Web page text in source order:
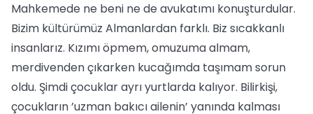
Mahkemede ne beni ne de avukatımı konuşturdular.
Bizim kültürümüz Almanlardan farklı. Biz sıcakkanlı
insanlarız. Kızımı öpmem, omuzuma almam,
merdivenden çıkarken kucağımda taşımam sorun
oldu. Şimdi çocuklar ayrı yurtlarda kalıyor. Bilirkişi,
çocukların ’uzman bakıcı ailenin’ yanında kalması